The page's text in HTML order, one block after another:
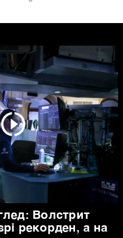
Волстрит
рекорден, а на